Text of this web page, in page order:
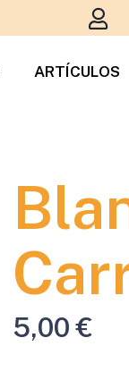
ARTÍCULOS
5,00€